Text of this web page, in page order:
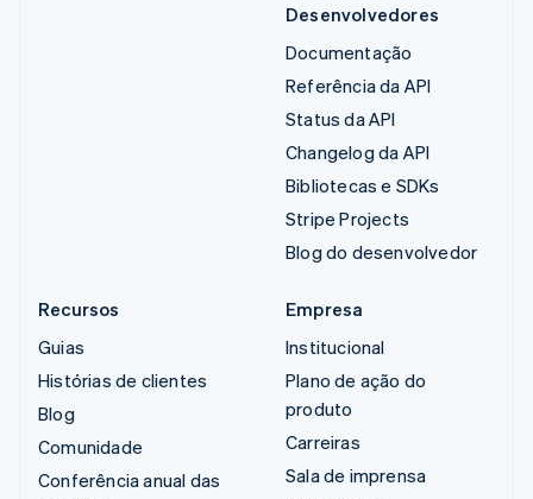
Desenvolvedores
Documentação
Referência da API
Status da API
Changelog da API
Bibliotecas e SDKs
Stripe Projects
Blog do desenvolvedor
Recursos
Guias
Histórias de clientes
Blog
Comunidade
Conferência anual das
Empresa
Institucional
Plano de ação do
produto
Carreiras
Sala de imprensa